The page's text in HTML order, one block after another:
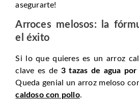
asegurarte!
Arroces melosos: la
el éxito
Si lo que quieres es un arroz
clave es de 3 tazas de agua
Queda genial un arroz meloso
caldoso con pollo.